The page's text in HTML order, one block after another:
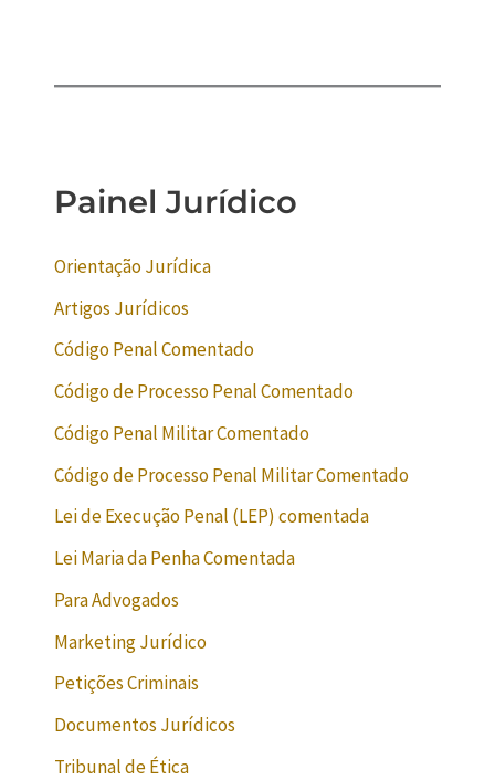
Painel Jurídico
Orientação Jurídica
Artigos Jurídicos
Código Penal Comentado
Código de Processo Penal Comentado
Código Penal Militar Comentado
Código de Processo Penal Militar Comentado
Lei de Execução Penal (LEP) comentada
Lei Maria da Penha Comentada
Para Advogados
Marketing Jurídico
Petições Criminais
Documentos Jurídicos
Tribunal de Ética